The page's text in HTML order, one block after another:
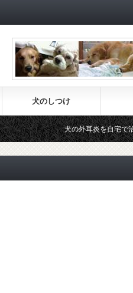
犬のしつけ
犬の外耳炎を自宅で治療する